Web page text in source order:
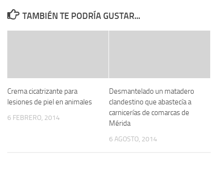
TAMBIÉN TE PODRÍA GUSTAR...
Crema cicatrizante para
lesiones de piel en animales
6 FEBRERO, 2014
Desmantelado un matadero
clandestino que abastecía a
carnicerías de comarcas de
Mérida
6 AGOSTO, 2014